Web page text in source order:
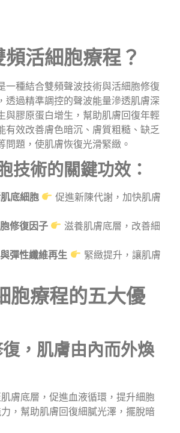
活細胞療程？
一種結合雙頻聲波技術與活細胞修復
透過精準調控的聲波能量滲透肌膚深
與膠原蛋白增生，幫助肌膚回復年輕
有效改善膚色暗沉、膚質粗糙、缺乏
問題，使肌膚恢復光滑緊緻。
技術的關鍵功效：
底細胞
促進新陳代謝，加快肌膚
修復因子
滋養肌膚底層，改善細
彈性纖維再生
緊緻提升，讓肌膚
胞療程的五大優
，肌膚由內而外煥
膚底層，促進血液循環，提升細胞
，幫助肌膚回復細膩光澤，擺脫暗